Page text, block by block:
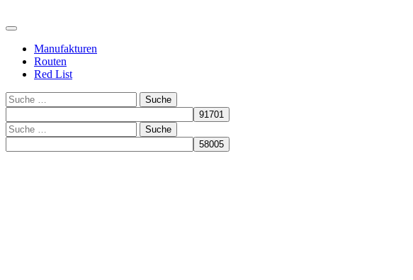
Manufakturen
Routen
Red List
Suche
Suche